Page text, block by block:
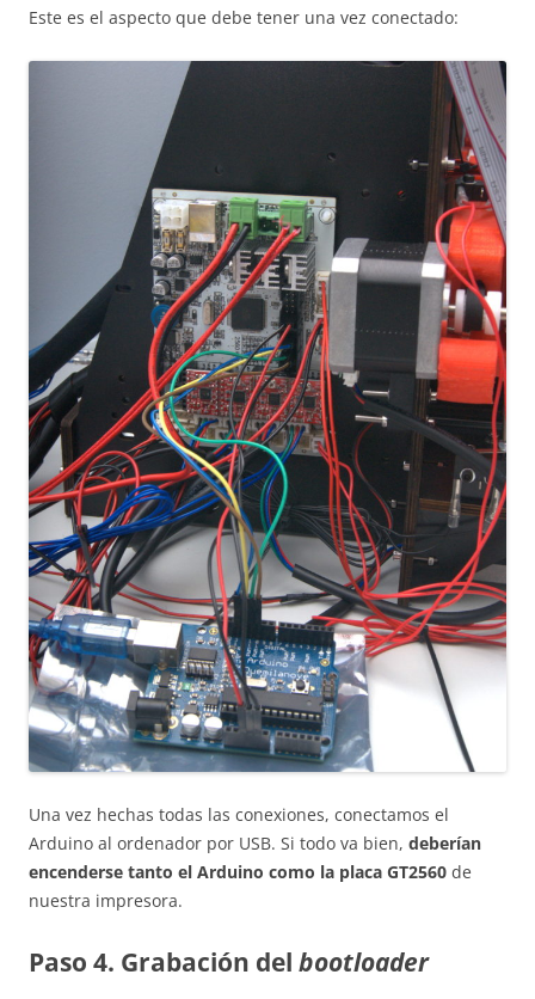
Este es el aspecto que debe tener una vez conectado:
Una vez hechas todas las conexiones, conectamos el
Arduino al ordenador por USB. Si todo va bien, deberían
encenderse tanto el Arduino como la placa GT2560 de
nuestra impresora.
Paso 4. Grabación del bootloader